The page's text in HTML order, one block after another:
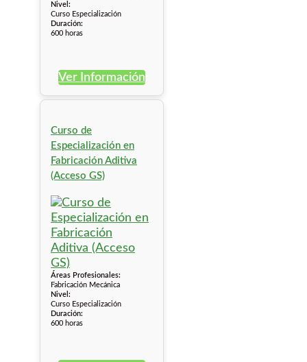
Nivel:
Curso Especialización
Duración:
600 horas
Ver Información
Curso de
Especialización en
Fabricación Aditiva
(Acceso GS)
Áreas Profesionales:
Fabricación Mecánica
Nivel:
Curso Especialización
Duración:
600 horas